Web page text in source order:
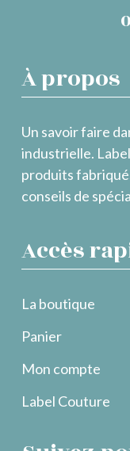
À propos
Un savoir faire
industrielle.
produits
conseils de
Accès
La boutique
Panier
Mon compte
Label Couture